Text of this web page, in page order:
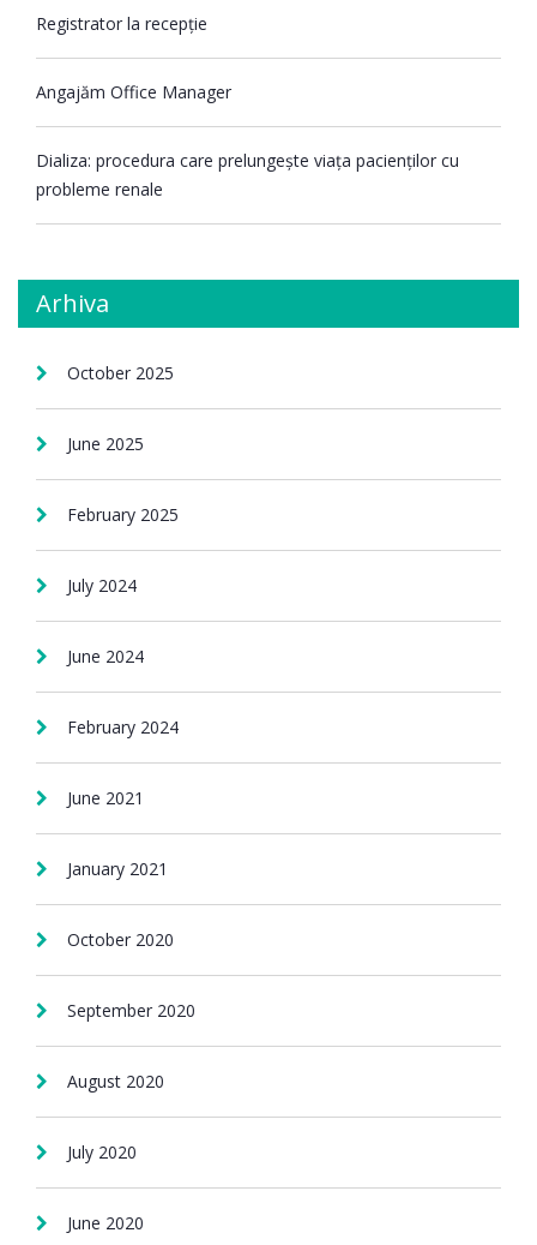
Registrator la recepție
Angajăm Office Manager
Dializa: procedura care prelungește viața pacienților cu
probleme renale
Arhiva
October 2025
June 2025
February 2025
July 2024
June 2024
February 2024
June 2021
January 2021
October 2020
September 2020
August 2020
July 2020
June 2020